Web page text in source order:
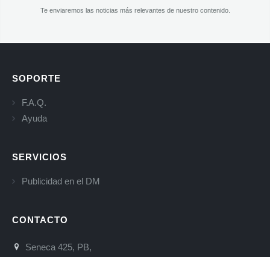
Te enviaremos las noticias más relevantes de nuestro contenido.
SOPORTE
F.A.Q.
Ayuda
SERVICIOS
Publicidad en el DM
CONTACTO
Seneca 425, PB,